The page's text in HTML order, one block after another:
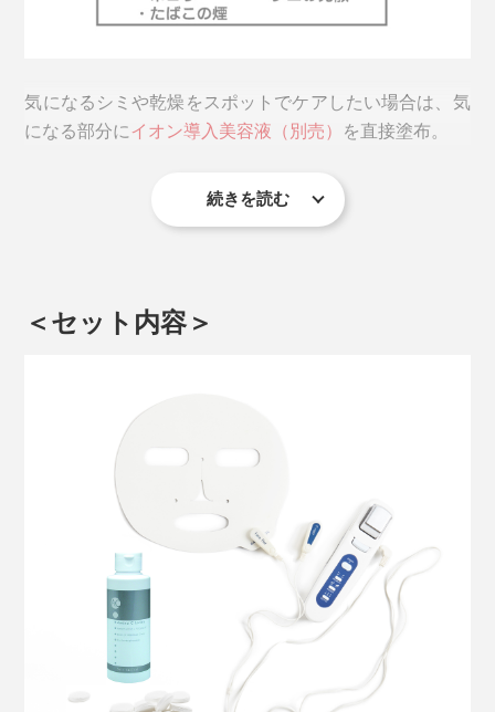
気になるシミや乾燥をスポットでケアしたい場合は、気
になる部分にイオン導入美容液（別売） を直接塗布。
美容液は、化粧水よりもさらに成分の濃度が高く、集中
続きを読む
＜セット内容＞